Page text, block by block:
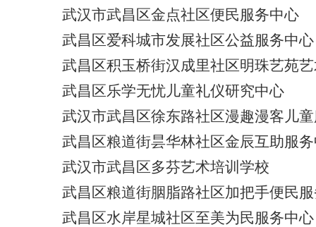
武汉市武昌区金点社区便民服务中心
武昌区爱科城市发展社区公益服务中心
武昌区积玉桥街汉成里社区明珠艺苑
武昌区乐学无忧儿童礼仪研究中心
武汉市武昌区徐东路社区漫趣漫客儿
武昌区粮道街昙华林社区金辰互助服
武汉市武昌区多芬艺术培训学校
武昌区粮道街胭脂路社区加把手便民
武昌区水岸星城社区至美为民服务中心